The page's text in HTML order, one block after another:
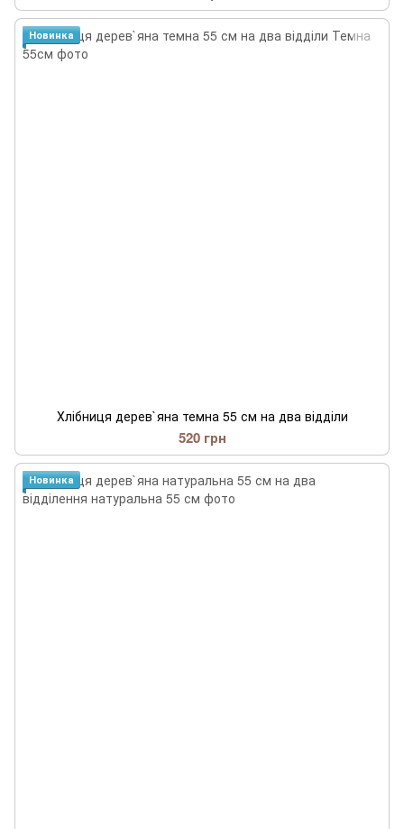
Новинка
Хлібниця дерев`яна темна 55 см на два відділи
520 грн
Новинка